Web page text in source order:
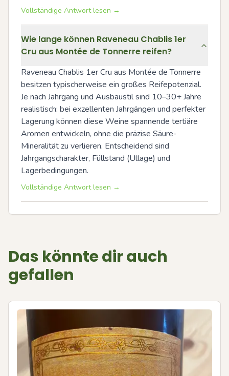
Vollständige Antwort lesen →
Wie lange können Raveneau Chablis 1er
Cru aus Montée de Tonnerre reifen?
Raveneau Chablis 1er Cru aus Montée de Tonnerre
besitzen typischerweise ein großes Reifepotenzial.
Je nach Jahrgang und Ausbaustil sind 10–30+ Jahre
realistisch: bei exzellenten Jahrgängen und perfekter
Lagerung können diese Weine spannende tertiäre
Aromen entwickeln, ohne die präzise Säure-
Mineralität zu verlieren. Entscheidend sind
Jahrgangscharakter, Füllstand (Ullage) und
Lagerbedingungen.
Vollständige Antwort lesen →
Das könnte dir auch
gefallen